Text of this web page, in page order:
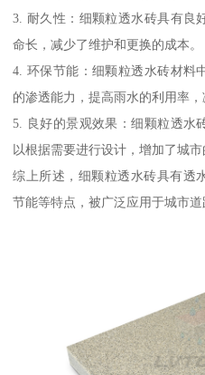
3. 耐久性：细颗粒透水砖具有良
命长，减少了维护和更换的成本。
4. 环保节能：细颗粒透水砖材料
的渗透能力，提高雨水的利用率
5. 良好的景观效果：细颗粒透水
以根据需要进行设计，增加了城市
综上所述，细颗粒透水砖具有透
节能等特点，被广泛应用于城市道